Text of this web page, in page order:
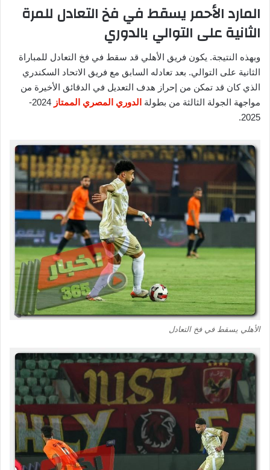
المارد الأحمر يسقط في فخ التعادل للمرة
الثانية على التوالي بالدوري
وبهذه النتيجة. يكون فريق الأهلي قد سقط في فخ التعادل للمباراة
الثانية على التوالي. بعد تعادله السابق مع فريق الاتحاد السكندري
الذي كان قد تمكن من إحراز هدف التعديل في الدقائق الأخيرة من
مواجهة الجولة الثالثة من بطولة الدوري المصري الممتاز
2024-
2025.
الأهلي يسقط في فخ التعادل